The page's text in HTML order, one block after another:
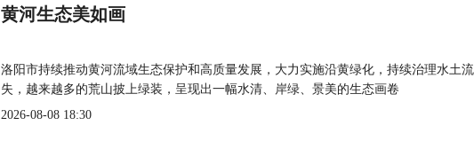
黄河生态美如画
洛阳市持续推动黄河流域生态保护和高质量发展，大力实施沿黄绿化，持续治理水土流
失，越来越多的荒山披上绿装，呈现出一幅水清、岸绿、景美的生态画卷
2026-08-08 18:30